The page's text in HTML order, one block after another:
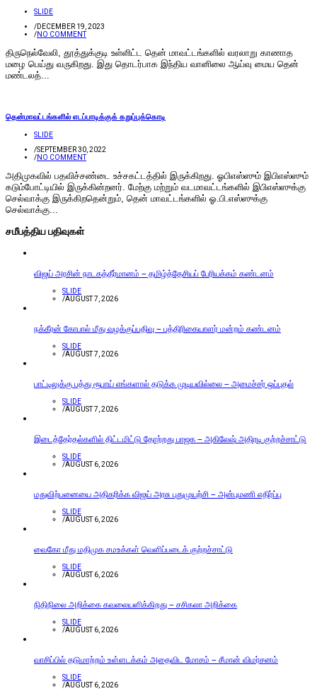
SLIDE
/DECEMBER 19, 2023
/NO COMMENT
திருநெல்வேலி, தூத்துக்குடி உள்ளிட்ட தென் மாவட்டங்களில் வரலாறு காணாத
மழை பெய்து வருகிறது. இது தொடர்பாக இந்திய வானிலை ஆய்வு மைய தென்
மண்டலத்...
தென்மாவட்டங்களில் எடப்பாடிக்குக் கறுப்புக்கொடி
SLIDE
/SEPTEMBER 30, 2022
/NO COMMENT
அதிமுகவில் பதவிச்சண்டை உச்சகட்டத்தில் இருக்கிறது. ஓபிஎஸ்ஸும் இபிஎஸ்ஸும்
கடும்போட்டியில் இருக்கின்றனர். மேற்கு மற்றும் வடமாவட்டங்களில் இபிஎஸ்ஸுக்கு
செல்வாக்கு இருக்கிறதென்றும், தென் மாவட்டங்களில் ஓ.பி.எஸ்ஸுக்கு
செல்வாக்கு...
சமீபத்திய பதிவுகள்
விஜய் அரசின் நாடகத்தீர்மானம் – தமிழ்த்தேசியப் பேரியக்கம் கண்டனம்
SLIDE
/AUGUST 7, 2026
நக்கீரன் கோபால் மீது வழக்குப்பதிவு – பத்திரிகையாளர் மன்றம் கண்டனம்
SLIDE
/AUGUST 7, 2026
பாட்டிலுக்கு பத்து ரூபாய் எங்களால் தடுக்க முடியவில்லை – அமைச்சர் ஒப்புதல்
SLIDE
/AUGUST 7, 2026
இடைத்தேர்தல்களில் திட்டமிட்டு தோற்றது பாஜக – அகிலேஷ் அதிரடி குற்றச்சாட்டு
SLIDE
/AUGUST 6, 2026
மதுவிற்பனையை அதிகரிக்க விஜய் அரசு புதுமுயற்சி – அன்புமணி எதிர்ப்பு
SLIDE
/AUGUST 6, 2026
வைகோ மீது மதிமுக சமஉக்கள் வெளிப்படைக் குற்றச்சாட்டு
SLIDE
/AUGUST 6, 2026
நிதிநிலை அறிக்கை கவலையளிக்கிறது – சசிகலா அறிக்கை
SLIDE
/AUGUST 6, 2026
வாசிப்பில் தடுமாற்றம் உள்ளடக்கம் அதைவிட மோசம் – சீமான் விமர்சனம்
SLIDE
/AUGUST 6, 2026